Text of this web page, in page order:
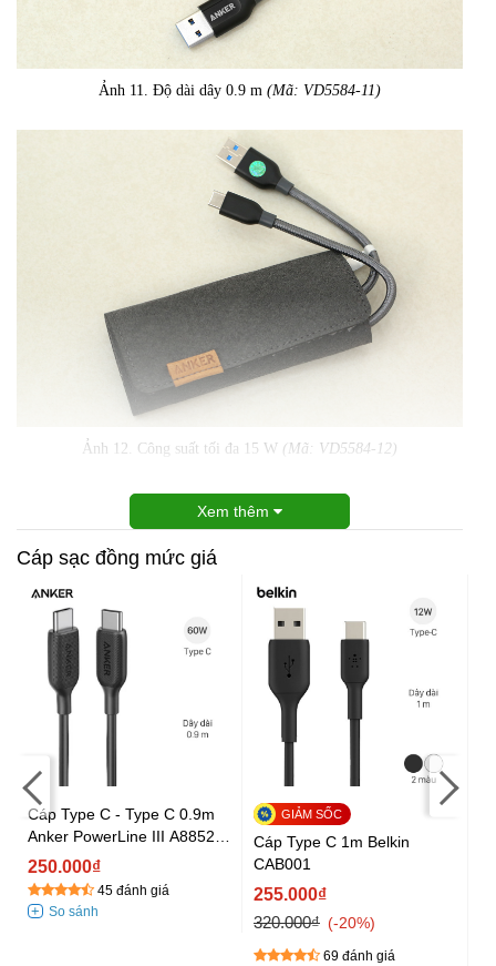
Ảnh 11. Độ dài dây 0.9 m (Mã: VD5584-11)
Ảnh 12. Công suất tối đa 15 W (Mã: VD5584-12)
Xem thêm
Cáp sạc đồng mức giá
Cáp Type C - Type C 0.9m
Anker PowerLine III A8852
Đen
250.000₫
45 đánh giá
Cáp Type C 1m Belkin
CAB001
255.000₫
320.000₫
-20%
69 đánh giá